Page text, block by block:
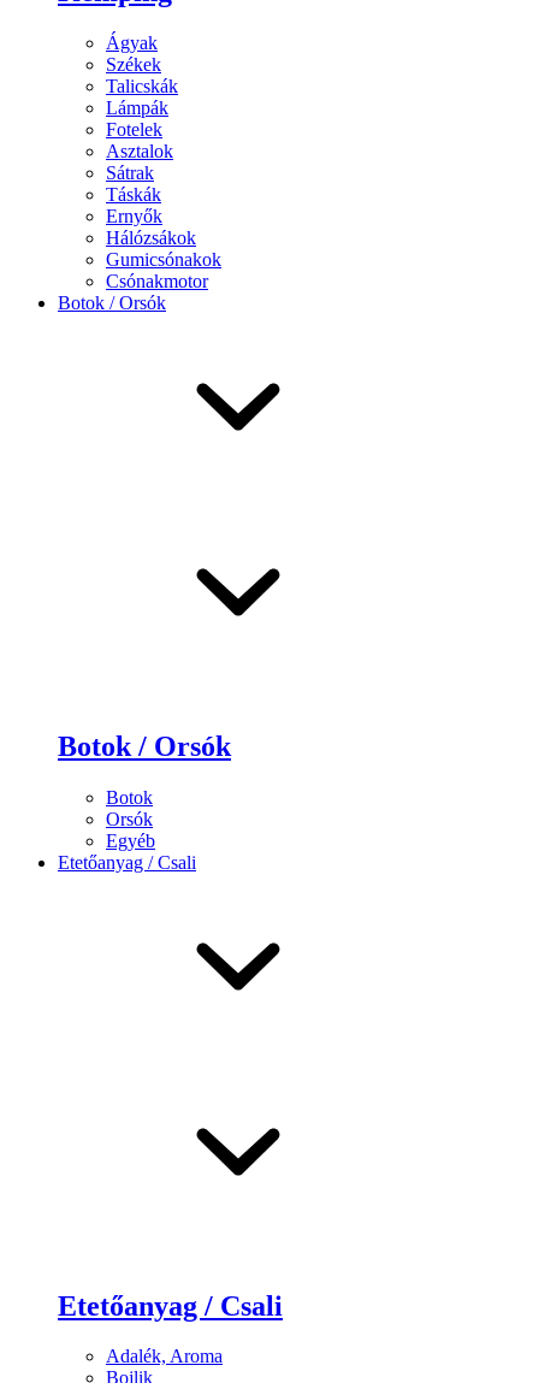
Ágyak
Székek
Talicskák
Lámpák
Fotelek
Asztalok
Sátrak
Táskák
Ernyők
Hálózsákok
Gumicsónakok
Csónakmotor
Botok / Orsók
Botok / Orsók
Botok
Orsók
Egyéb
Etetőanyag / Csali
Etetőanyag / Csali
Adalék, Aroma
Bojlik